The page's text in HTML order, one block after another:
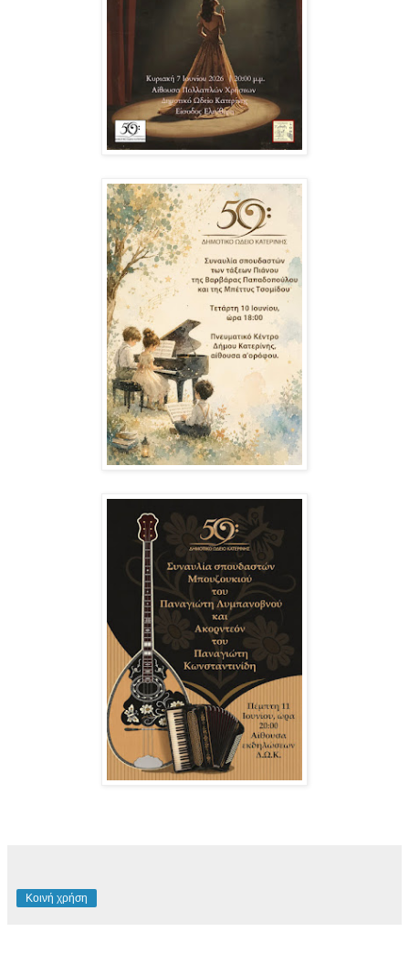
Κοινή χρήση